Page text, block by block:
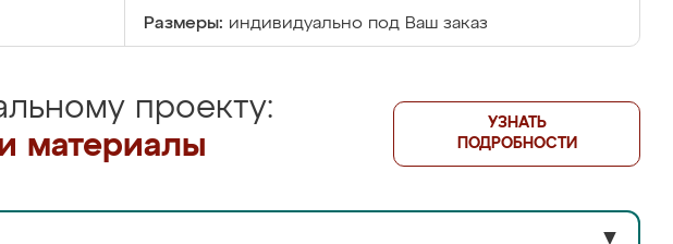
Размеры: индивидуально под Ваш заказ
проекту:
материалы
УЗНАТЬ
ПОДРОБНОСТИ